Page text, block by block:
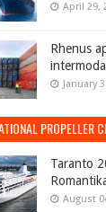
April 29,
Rhenus
January
PROPELLER
Taranto
August